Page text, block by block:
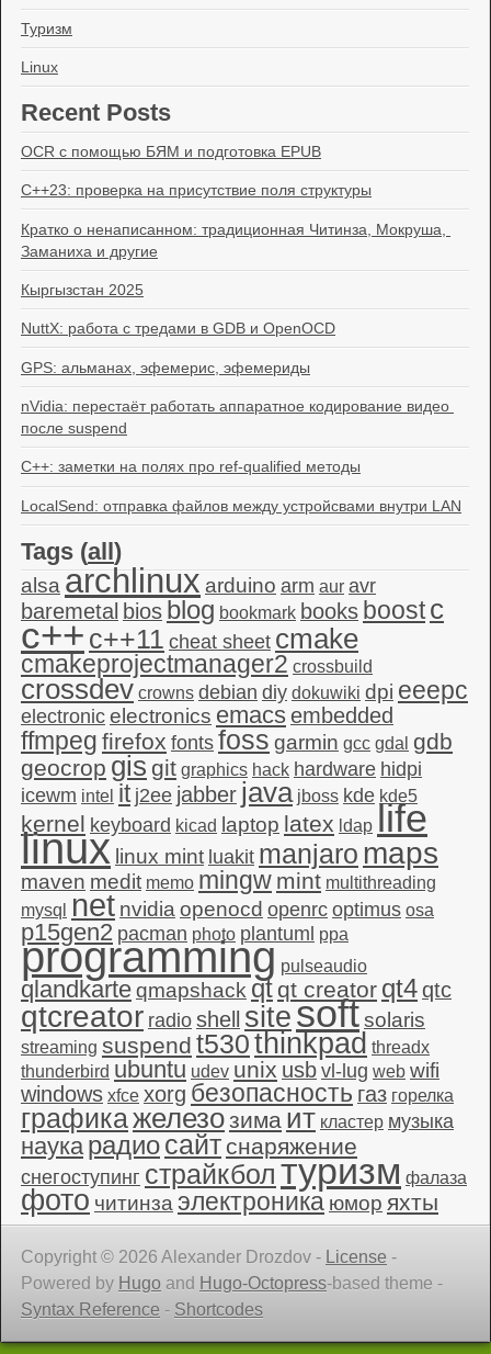
Туризм
Linux
Recent Posts
OCR с помощью БЯМ и подготовка EPUB
C++23: проверка на присутствие поля структуры
Кратко о ненаписанном: традиционная Читинза, Мокруша,
Заманиха и другие
Кыргызстан 2025
NuttX: работа с тредами в GDB и OpenOCD
GPS: альманах, эфемерис, эфемериды
nVidia: перестаёт работать аппаратное кодирование видео
после suspend
C++: заметки на полях про ref-qualified методы
LocalSend: отправка файлов между устройсвами внутри LAN
Tags (all)
alsa archlinux arduino arm aur avr
baremetal bios blog bookmark books boost c
c++c++11 cheat sheet cmake
cmakeprojectmanager2 crossbuild
crossdev crowns debian diy dokuwiki dpi eeepc
electronic electronics emacsembedded
ffmpeg firefox fonts foss garmin gcc gdal gdb
geocrop gis git graphics hack hardware hidpi
icewm intel it j2ee jabber java jboss kde kde5
kernel keyboard kicad laptop latex ldap life
linux linux mint luakit manjaro maps
maven medit memo mingw mint multithreading
mysql
net nvidia openocd openrc optimus osa
p15gen2 pacman photo plantuml ppa
programming pulseaudio
qlandkarteqmapshack qt qt creator qt4qtc
qtcreator radio shell sitesoftsolaris
streaming suspend t530thinkpad threadx
thunderbird ubuntu udev unix usb vl-lug web wifi
windows xfce xorg безопасность газ горелка
графикажелезозима ит кластер музыка
наука радиосайт снаряжение
снегоступинг страйкбол туризм фалаза
фото читинза электроника юмор яхты
Copyright © 2026 Alexander Drozdov - License -
Powered by Hugo and Hugo-Octopress-based theme -
Syntax Reference - Shortcodes